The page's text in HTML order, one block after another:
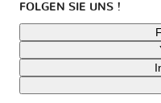
FOLGEN SIE UNS !